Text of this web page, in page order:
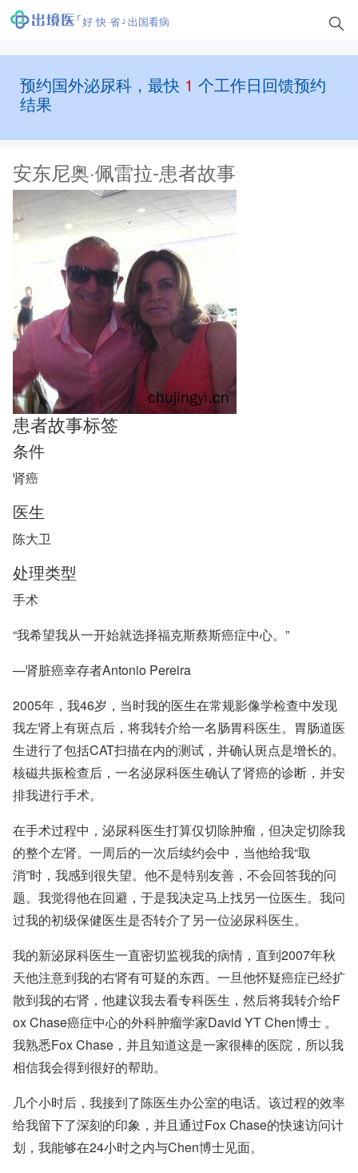
好 快 省 出国看病
预约国外泌尿科，最快 1 个工作日回馈预约
结果
安东尼奥·佩雷拉-患者故事
患者故事标签
条件
肾癌
医生
陈大卫
处理类型
手术
“我希望我从一开始就选择福克斯蔡斯癌症中心。”
—肾脏癌幸存者Antonio Pereira
2005年，我46岁，当时我的医生在常规影像学检查中发现
我左肾上有斑点后，将我转介给一名肠胃科医生。胃肠道医
生进行了包括CAT扫描在内的测试，并确认斑点是增长的。
核磁共振检查后，一名泌尿科医生确认了肾癌的诊断，并安
排我进行手术。
在手术过程中，泌尿科医生打算仅切除肿瘤，但决定切除我
的整个左肾。一周后的一次后续约会中，当他给我“取
消”时，我感到很失望。他不是特别友善，不会回答我的问
题。我觉得他在回避，于是我决定马上找另一位医生。我问
过我的初级保健医生是否转介了另一位泌尿科医生。
我的新泌尿科医生一直密切监视我的病情，直到2007年秋
天他注意到我的右肾有可疑的东西。一旦他怀疑癌症已经扩
散到我的右肾，他建议我去看专科医生，然后将我转介给F
ox Chase癌症中心的外科肿瘤学家David YT Chen博士 。
我熟悉Fox Chase，并且知道这是一家很棒的医院，所以我
相信我会得到很好的帮助。
几个小时后，我接到了陈医生办公室的电话。该过程的效率
给我留下了深刻的印象，并且通过Fox Chase的快速访问计
划，我能够在24小时之内与Chen博士见面。